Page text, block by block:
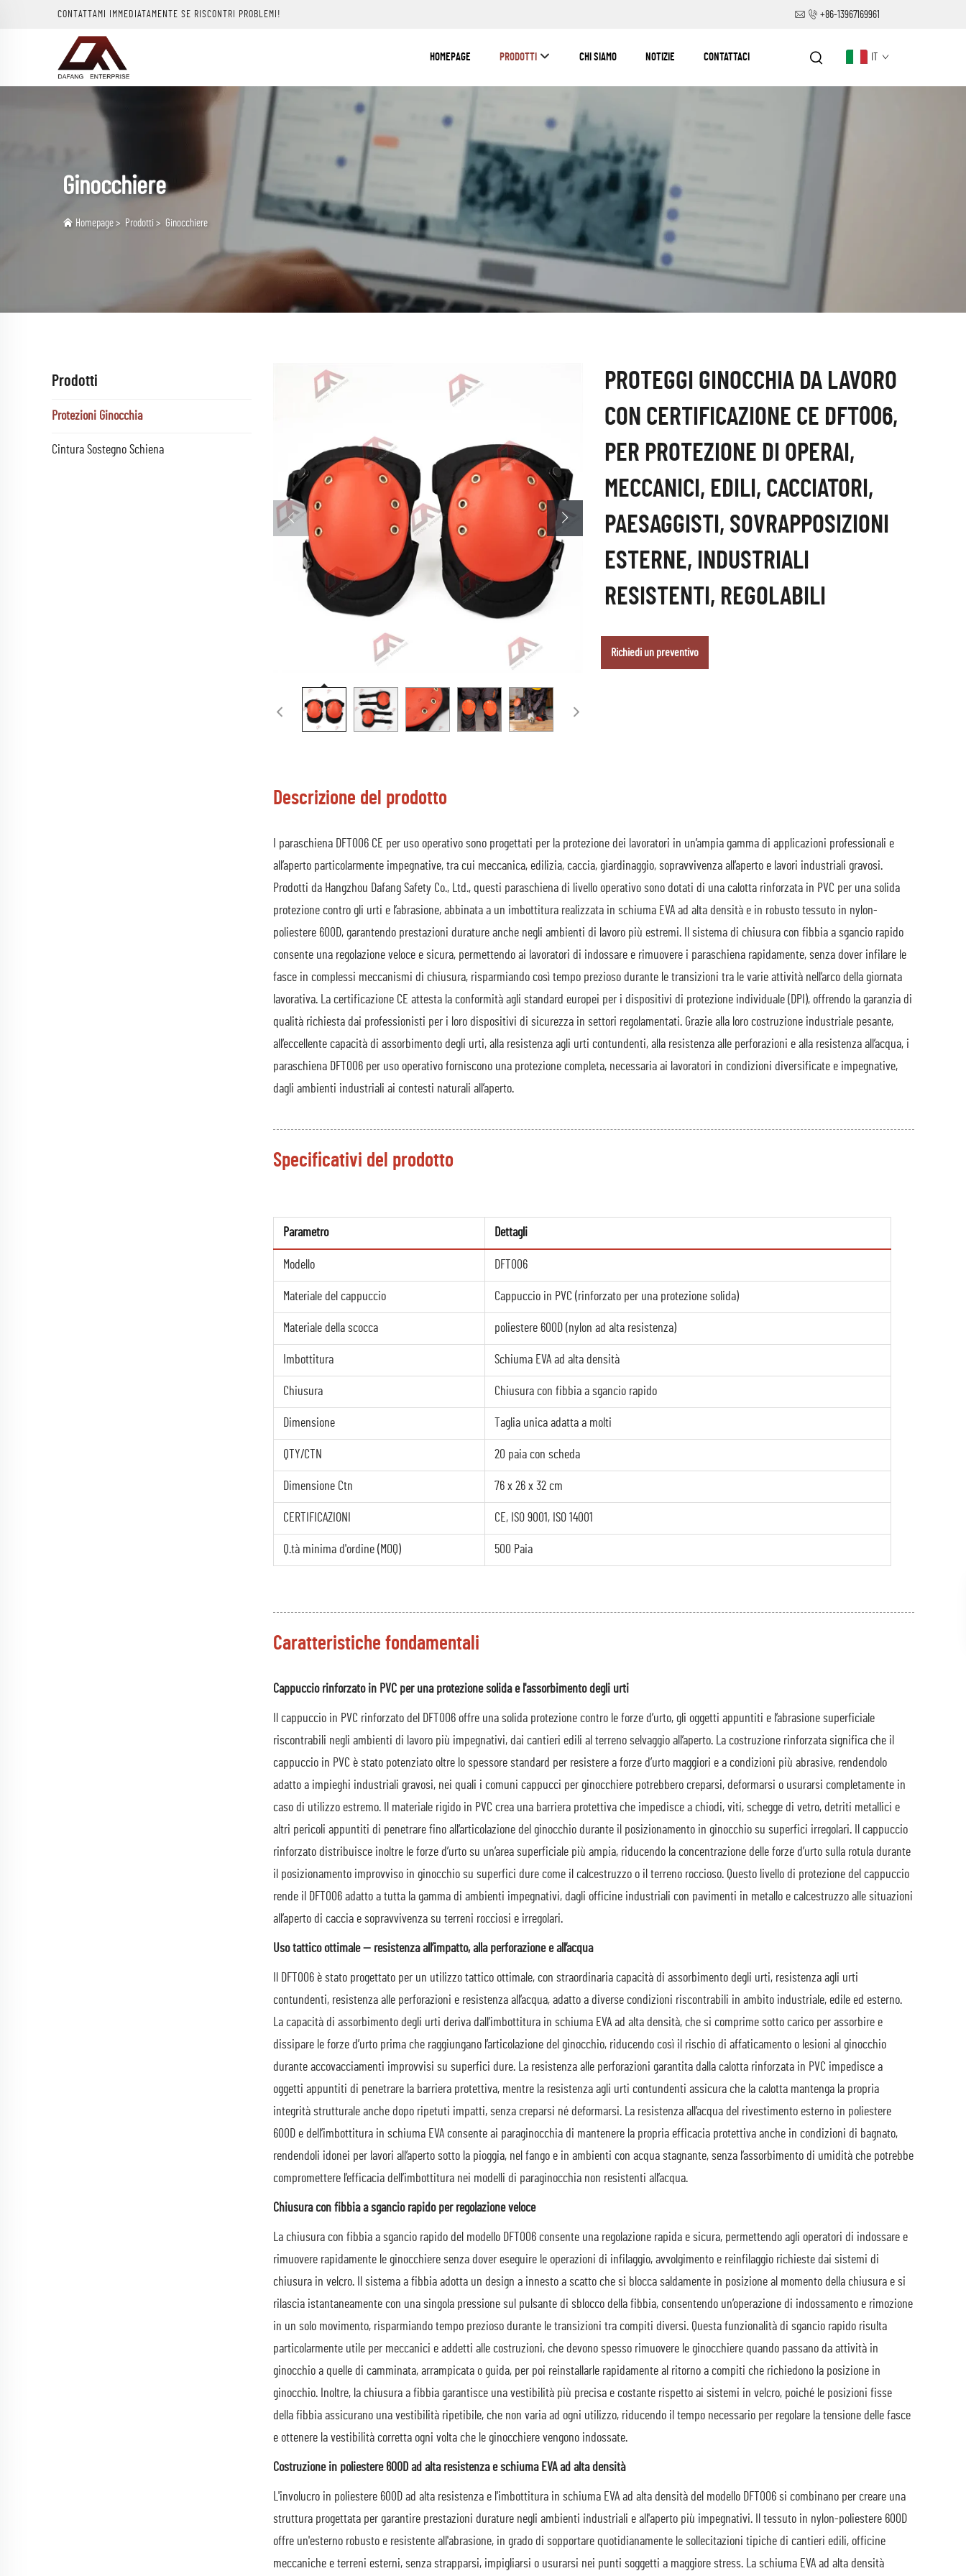
CONTATTAMI IMMEDIATAMENTE SE RISCONTRI PROBLEMI! +86-13967169961
HOMEPAGE PRODOTTI CHI SIAMO NOTIZIE CONTATTACI
Ginocchiere
Homepage > Prodotti > Ginocchiere
Prodotti
Protezioni Ginocchia
Cintura Sostegno Schiena
PROTEGGI GINOCCHIA DA LAVORO
CON CERTIFICAZIONE CE DFT006,
PER PROTEZIONE DI OPERAI,
MECCANICI, EDILI, CACCIATORI,
PAESAGGISTI, SOVRAPPOSIZIONI
ESTERNE, INDUSTRIALI
RESISTENTI, REGOLABILI
Richiedi un preventivo
Descrizione del prodotto
I paraschiena DFT006 CE per uso operativo sono progettati per la protezione dei lavoratori in un’ampia gamma di applicazioni professionali e
all’aperto particolarmente impegnative, tra cui meccanica, edilizia, caccia, giardinaggio, sopravvivenza all’aperto e lavori industriali gravosi.
Prodotti da Hangzhou Dafang Safety Co., Ltd., questi paraschiena di livello operativo sono dotati di una calotta rinforzata in PVC per una solida
protezione contro gli urti e l’abrasione, abbinata a un imbottitura realizzata in schiuma EVA ad alta densità e in robusto tessuto in nylon-
poliestere 600D, garantendo prestazioni durature anche negli ambienti di lavoro più estremi. Il sistema di chiusura con fibbia a sgancio rapido
consente una regolazione veloce e sicura, permettendo ai lavoratori di indossare e rimuovere i paraschiena rapidamente, senza dover infilare le
fasce in complessi meccanismi di chiusura, risparmiando così tempo prezioso durante le transizioni tra le varie attività nell’arco della giornata
lavorativa. La certificazione CE attesta la conformità agli standard europei per i dispositivi di protezione individuale (DPI), offrendo la garanzia di
qualità richiesta dai professionisti per i loro dispositivi di sicurezza in settori regolamentati. Grazie alla loro costruzione industriale pesante,
all’eccellente capacità di assorbimento degli urti, alla resistenza agli urti contundenti, alla resistenza alle perforazioni e alla resistenza all’acqua, i
paraschiena DFT006 per uso operativo forniscono una protezione completa, necessaria ai lavoratori in condizioni diversificate e impegnative,
dagli ambienti industriali ai contesti naturali all’aperto.
Specificativi del prodotto
Parametro Dettagli
Modello DFT006
Materiale del cappuccio Cappuccio in PVC (rinforzato per una protezione solida)
Materiale della scocca poliestere 600D (nylon ad alta resistenza)
Imbottitura Schiuma EVA ad alta densità
Chiusura Chiusura con fibbia a sgancio rapido
Dimensione Taglia unica adatta a molti
QTY/CTN 20 paia con scheda
Dimensione Ctn 76 x 26 x 32 cm
CERTIFICAZIONI CE, ISO 9001, ISO 14001
Q.tà minima d'ordine (MOQ) 500 Paia
Caratteristiche fondamentali
Cappuccio rinforzato in PVC per una protezione solida e l'assorbimento degli urti
Il cappuccio in PVC rinforzato del DFT006 offre una solida protezione contro le forze d’urto, gli oggetti appuntiti e l’abrasione superficiale
riscontrabili negli ambienti di lavoro più impegnativi, dai cantieri edili al terreno selvaggio all’aperto. La costruzione rinforzata significa che il
cappuccio in PVC è stato potenziato oltre lo spessore standard per resistere a forze d’urto maggiori e a condizioni più abrasive, rendendolo
adatto a impieghi industriali gravosi, nei quali i comuni cappucci per ginocchiere potrebbero creparsi, deformarsi o usurarsi completamente in
caso di utilizzo estremo. Il materiale rigido in PVC crea una barriera protettiva che impedisce a chiodi, viti, schegge di vetro, detriti metallici e
altri pericoli appuntiti di penetrare fino all’articolazione del ginocchio durante il posizionamento in ginocchio su superfici irregolari. Il cappuccio
rinforzato distribuisce inoltre le forze d’urto su un’area superficiale più ampia, riducendo la concentrazione delle forze d’urto sulla rotula durante
il posizionamento improvviso in ginocchio su superfici dure come il calcestruzzo o il terreno roccioso. Questo livello di protezione del cappuccio
rende il DFT006 adatto a tutta la gamma di ambienti impegnativi, dagli officine industriali con pavimenti in metallo e calcestruzzo alle situazioni
all’aperto di caccia e sopravvivenza su terreni rocciosi e irregolari.
Uso tattico ottimale — resistenza all’impatto, alla perforazione e all’acqua
Il DFT006 è stato progettato per un utilizzo tattico ottimale, con straordinaria capacità di assorbimento degli urti, resistenza agli urti
contundenti, resistenza alle perforazioni e resistenza all’acqua, adatto a diverse condizioni riscontrabili in ambito industriale, edile ed esterno.
La capacità di assorbimento degli urti deriva dall’imbottitura in schiuma EVA ad alta densità, che si comprime sotto carico per assorbire e
dissipare le forze d’urto prima che raggiungano l’articolazione del ginocchio, riducendo così il rischio di affaticamento o lesioni al ginocchio
durante accovacciamenti improvvisi su superfici dure. La resistenza alle perforazioni garantita dalla calotta rinforzata in PVC impedisce a
oggetti appuntiti di penetrare la barriera protettiva, mentre la resistenza agli urti contundenti assicura che la calotta mantenga la propria
integrità strutturale anche dopo ripetuti impatti, senza creparsi né deformarsi. La resistenza all’acqua del rivestimento esterno in poliestere
600D e dell’imbottitura in schiuma EVA consente ai paraginocchia di mantenere la propria efficacia protettiva anche in condizioni di bagnato,
rendendoli idonei per lavori all’aperto sotto la pioggia, nel fango e in ambienti con acqua stagnante, senza l’assorbimento di umidità che potrebbe
compromettere l’efficacia dell’imbottitura nei modelli di paraginocchia non resistenti all’acqua.
Chiusura con fibbia a sgancio rapido per regolazione veloce
La chiusura con fibbia a sgancio rapido del modello DFT006 consente una regolazione rapida e sicura, permettendo agli operatori di indossare e
rimuovere rapidamente le ginocchiere senza dover eseguire le operazioni di infilaggio, avvolgimento e reinfilaggio richieste dai sistemi di
chiusura in velcro. Il sistema a fibbia adotta un design a innesto a scatto che si blocca saldamente in posizione al momento della chiusura e si
rilascia istantaneamente con una singola pressione sul pulsante di sblocco della fibbia, consentendo un’operazione di indossamento e rimozione
in un solo movimento, risparmiando tempo prezioso durante le transizioni tra compiti diversi. Questa funzionalità di sgancio rapido risulta
particolarmente utile per meccanici e addetti alle costruzioni, che devono spesso rimuovere le ginocchiere quando passano da attività in
ginocchio a quelle di camminata, arrampicata o guida, per poi reinstallarle rapidamente al ritorno a compiti che richiedono la posizione in
ginocchio. Inoltre, la chiusura a fibbia garantisce una vestibilità più precisa e costante rispetto ai sistemi in velcro, poiché le posizioni fisse
della fibbia assicurano una vestibilità ripetibile, che non varia ad ogni utilizzo, riducendo il tempo necessario per regolare la tensione delle fasce
e ottenere la vestibilità corretta ogni volta che le ginocchiere vengono indossate.
Costruzione in poliestere 600D ad alta resistenza e schiuma EVA ad alta densità
L'involucro in poliestere 600D ad alta resistenza e l'imbottitura in schiuma EVA ad alta densità del modello DFT006 si combinano per creare una
struttura progettata per garantire prestazioni durature negli ambienti industriali e all'aperto più impegnativi. Il tessuto in nylon-poliestere 600D
offre un'esterno robusto e resistente all'abrasione, in grado di sopportare quotidianamente le sollecitazioni tipiche di cantieri edili, officine
meccaniche e terreni esterni, senza strapparsi, impigliarsi o usurarsi nei punti soggetti a maggiore stress. La schiuma EVA ad alta densità